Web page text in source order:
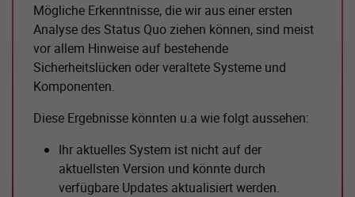
Mögliche Erkenntnisse, die wir aus einer ersten
Analyse des Status Quo ziehen können, sind meist
vor allem Hinweise auf bestehende
Sicherheitslücken oder veraltete Systeme und
Komponenten.
Diese Ergebnisse könnten u.a wie folgt aussehen:
Ihr aktuelles System ist nicht auf der
aktuellsten Version und könnte durch
verfügbare Updates aktualisiert werden.